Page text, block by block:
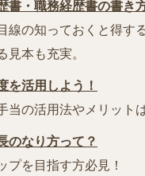
書・職務経歴書の書き
線の知っておくと得す
見本も充実。
を活用しよう！
当の活用法やメリット
のなり方って？
プを目指す方必見！